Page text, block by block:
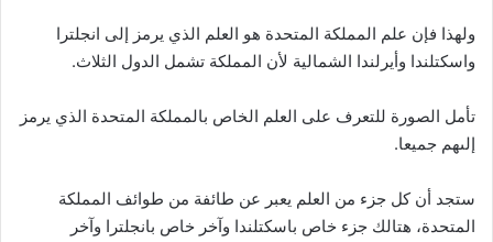
ولهذا فإن علم المملكة المتحدة هو العلم الذي يرمز إلى انجلترا
واسكتلندا وأيرلندا الشمالية لأن المملكة تشمل الدول الثلاث.
تأمل الصورة للتعرف على العلم الخاص بالمملكة المتحدة الذي يرمز
إلىهم جميعا.
ستجد أن كل جزء من العلم يعبر عن طائفة من طوائف المملكة
المتحدة، هتالك جزء خاص باسكتلندا وآخر خاص بانجلترا وآخر